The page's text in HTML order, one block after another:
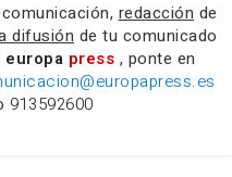
redacción de
difusión de tu comunicado
europa press , ponte en
913592600